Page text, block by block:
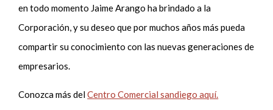
en todo momento Jaime Arango ha brindado a la
Corporación, y su deseo que por muchos años más pueda
compartir su conocimiento con las nuevas generaciones de
empresarios.
Conozca más delCentro Comercial sandiego aquí.